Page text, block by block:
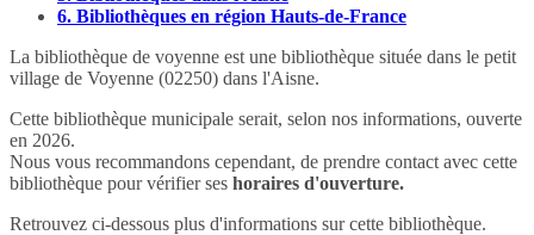
6. Bibliothèques en région Hauts-de-France
La bibliothèque de voyenne est une bibliothèque située dans le petit
village de Voyenne (02250) dans l'Aisne.
Cette bibliothèque municipale serait, selon nos informations, ouverte
en 2026.
Nous vous recommandons cependant, de prendre contact avec cette
bibliothèque pour vérifier ses horaires d'ouverture.
Retrouvez ci-dessous plus d'informations sur cette bibliothèque.